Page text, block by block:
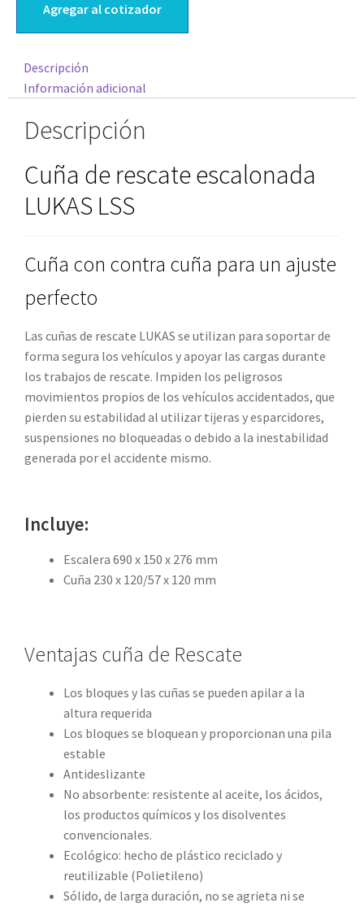
Agregar al cotizador
Descripción
Información adicional
Descripción
Cuña de rescate escalonada
LUKAS LSS
Cuña con contra cuña para un ajuste
perfecto
Las cuñas de rescate LUKAS se utilizan para soportar de
forma segura los vehículos y apoyar las cargas durante
los trabajos de rescate. Impiden los peligrosos
movimientos propios de los vehículos accidentados, que
pierden su estabilidad al utilizar tijeras y esparcidores,
suspensiones no bloqueadas o debido a la inestabilidad
generada por el accidente mismo.
Incluye:
Escalera 690 x 150 x 276 mm
Cuña 230 x 120/57 x 120 mm
Ventajas cuña de Rescate
Los bloques y las cuñas se pueden apilar a la
altura requerida
Los bloques se bloquean y proporcionan una pila
estable
Antideslizante
No absorbente: resistente al aceite, los ácidos,
los productos químicos y los disolventes
convencionales.
Ecológico: hecho de plástico reciclado y
reutilizable (Polietileno)
Sólido, de larga duración, no se agrieta ni se